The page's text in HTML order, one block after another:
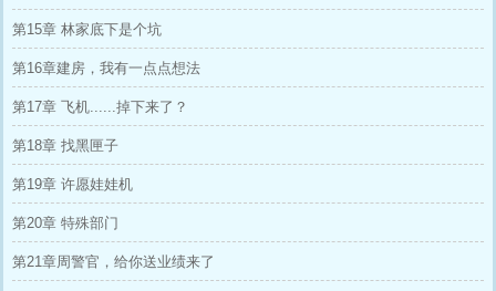
第15章 林家底下是个坑
第16章建房，我有一点点想法
第17章 飞机......掉下来了？
第18章 找黑匣子
第19章 许愿娃娃机
第20章 特殊部门
第21章周警官，给你送业绩来了